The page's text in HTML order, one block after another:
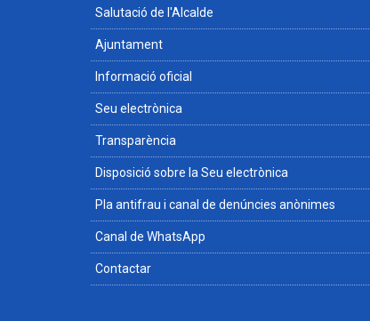
Salutació de l'Alcalde
Ajuntament
Informació oficial
Seu electrònica
Transparència
Disposició sobre la Seu electrònica
Pla antifrau i canal de denúncies anònimes
Canal de WhatsApp
Contactar